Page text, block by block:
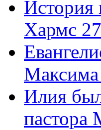
История
Хармс
Илия
пастора